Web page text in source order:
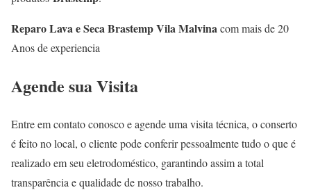
Reparo Lava e Seca Brastemp Vila Malvinacom mais de 20
Anos de experiencia
Agende sua Visita
Entre em contato conosco e agende uma visita técnica, o conserto
é feito no local, o cliente pode conferir pessoalmente tudo o que é
realizado em seu eletrodoméstico, garantindo assim a total
transparência e qualidade de nosso trabalho.